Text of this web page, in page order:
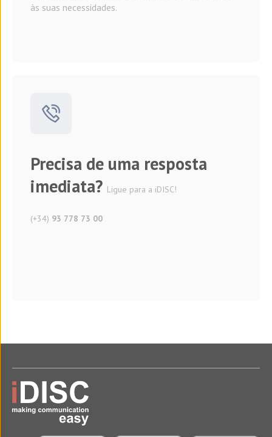
às suas necessidades.
Precisa de uma resposta
imediata? Ligue para a iDISC!
(+34) 93 778 73 00